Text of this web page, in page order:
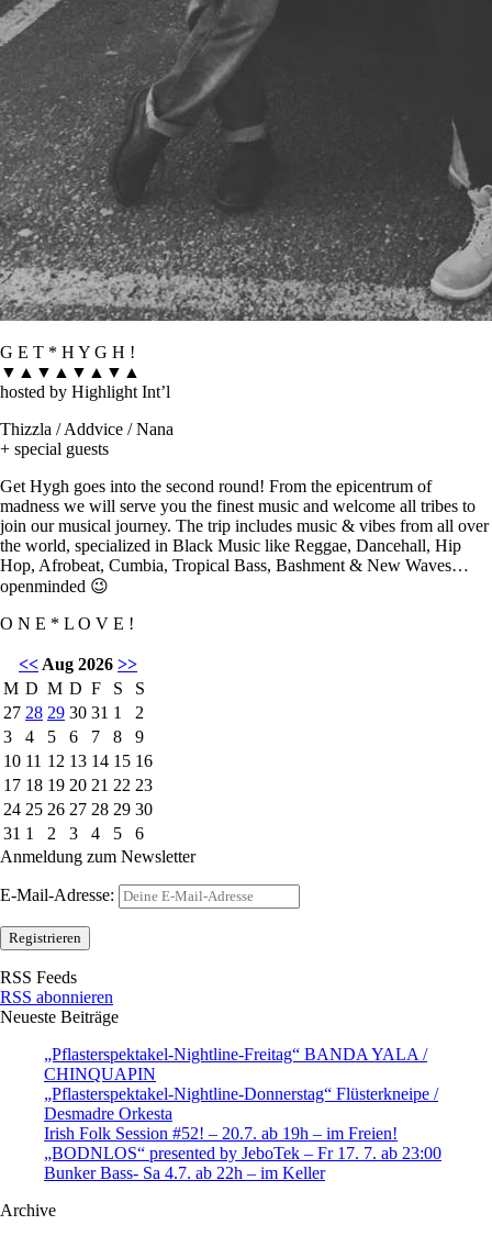
G E T * H Y G H !
▼▲▼▲▼▲▼▲
hosted by Highlight Int’l
Thizzla / Addvice / Nana
+ special guests
Get Hygh goes into the second round! From the epicentrum of
madness we will serve you the finest music and welcome all tribes to
join our musical journey. The trip includes music & vibes from all over
the world, specialized in Black Music like Reggae, Dancehall, Hip
Hop, Afrobeat, Cumbia, Tropical Bass, Bashment & New Waves…
openminded 😉
O N E * L O V E !
<< Aug 2026 >>
M D M D F S
S
27 28 29 30 31 1
2
3
4 5 6 7 8
9
10 11 12 13 14 15 16
17 18 19 20 21 22 23
24 25 26 27 28 29 30
31 1 2 3 4 5
6
Anmeldung zum Newsletter
E-Mail-Adresse:
RSS Feeds
RSS abonnieren
Neueste Beiträge
„Pflasterspektakel-Nightline-Freitag“ BANDA YALA /
CHINQUAPIN
„Pflasterspektakel-Nightline-Donnerstag“ Flüsterkneipe /
Desmadre Orkesta
Irish Folk Session #52! – 20.7. ab 19h – im Freien!
„BODNLOS“ presented by JeboTek – Fr 17. 7. ab 23:00
Bunker Bass- Sa 4.7. ab 22h – im Keller
Archive